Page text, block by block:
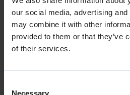
our social media, advertising
may combine it with other
provided to them or that they’ve
of their services.
Necessary
Det er helt normalt.
Som lærling skal du kunne